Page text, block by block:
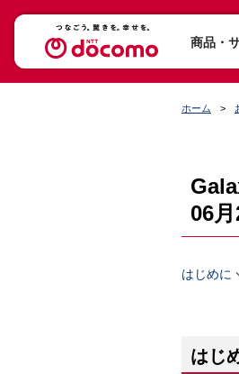
商品・
ホーム
06月
はじめに
はじ